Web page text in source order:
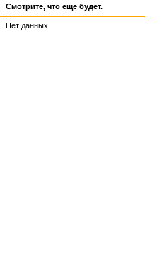
Смотрите, что еще будет.
Нет данных